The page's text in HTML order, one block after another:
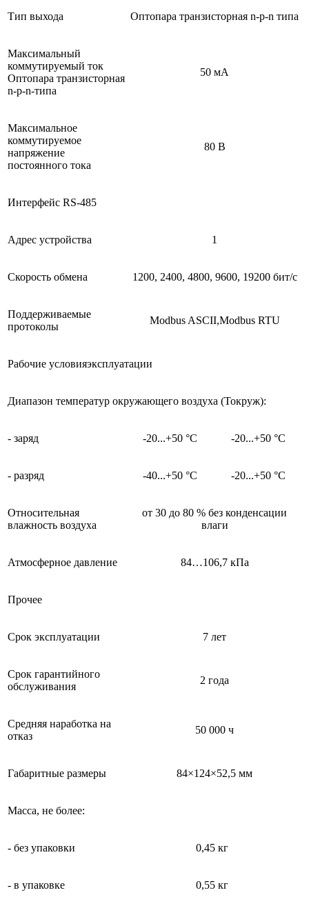
Тип выхода Оптопара транзисторная n-p-n типа
Максимальный
коммутируемый ток
Оптопара транзисторная
n-p-n-типа
50 мА
Максимальное
коммутируемое
напряжение
постоянного тока
80 В
Интерфейс RS-485
Адрес устройства 1
Скорость обмена 1200, 2400, 4800, 9600, 19200 бит/с
Поддерживаемые
протоколы
Modbus ASCII,Modbus RTU
Рабочие условияэксплуатации
Диапазон температур окружающего воздуха (Токруж):
- заряд -20...+50 °С -20...+50 °С
- разряд -40...+50 °С -20...+50 °С
Относительная
влажность воздуха
от 30 до 80 % без конденсации
влаги
Атмосферное давление 84…106,7 кПа
Прочее
Срок эксплуатации 7 лет
Срок гарантийного
обслуживания
2 года
Средняя наработка на
отказ
50 000 ч
Габаритные размеры 84×124×52,5 мм
Масса, не более:
- без упаковки 0,45 кг
- в упаковке 0,55 кг